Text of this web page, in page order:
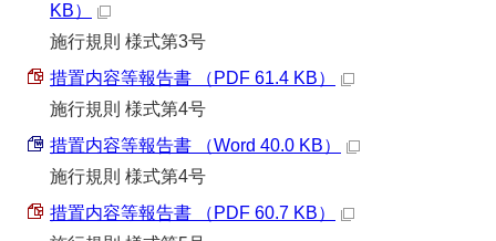
KB）
施行規則 様式第3号
措置内容等報告書 （PDF 61.4 KB）
施行規則 様式第4号
措置内容等報告書 （Word 40.0 KB）
施行規則 様式第4号
措置内容等報告書 （PDF 60.7 KB）